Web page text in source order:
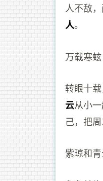
人不敌
人。
万载寒蚿
转眼十
云从小
己，把
紫琼和